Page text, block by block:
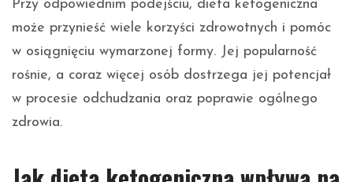
Przy odpowiednim podejściu, dieta ketogeniczna
może przynieść wiele korzyści zdrowotnych i pomóc
w osiągnięciu wymarzonej formy. Jej popularność
rośnie, a coraz więcej osób dostrzega jej potencjał
w procesie odchudzania oraz poprawie ogólnego
zdrowia.